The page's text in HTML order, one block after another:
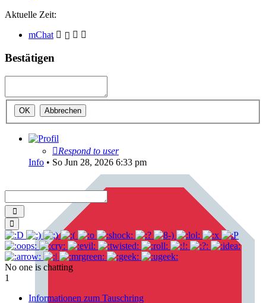
Aktuelle Zeit:
mChat
Bestätigen
Respond to user
Info • So Jun 28, 2026 6:33 pm
No one is chatting
1
Informationen zum Tauschring